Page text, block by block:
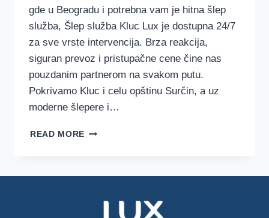
gde u Beogradu i potrebna vam je hitna šlep
služba, Šlep služba Kluc Lux je dostupna 24/7
za sve vrste intervencija. Brza reakcija,
siguran prevoz i pristupačne cene čine nas
pouzdanim partnerom na svakom putu.
Pokrivamo Kluc i celu opštinu Surčin, a uz
moderne šlepere i…
READ MORE ŠLEP